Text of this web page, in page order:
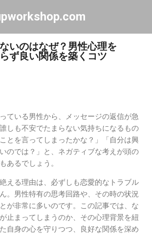
してメイン コンテンツに移動
いのはなぜ？男性心理を
ず良い関係を築くコツ
ている男性から、メッセージの返信が急
しも不安でたまらない気持ちになるもの
とを言ってしまったかな？」「自分は興
のでは？」と、ネガティブな考えが頭の
あるでしょう。
える理由は、必ずしも恋愛的なトラブル
。男性特有の思考回路や、その時の状況
が非常に多いのです。この記事では、な
止まってしまうのか、その心理背景を紐
自身の心を守りつつ、良好な関係を深め